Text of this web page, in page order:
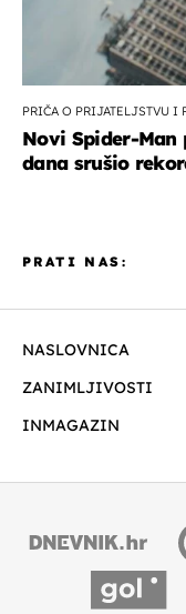
PRIČA O PRIJATELJSTVU I
Novi Spider-Man
dana srušio
NASLOVNICA
ZANIMLJIVOSTI
INMAGAZIN
PRATI NAS: